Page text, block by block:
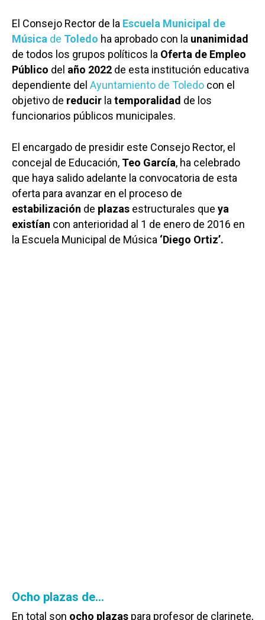
El Consejo Rector de la Escuela Municipal de
Música de Toledo ha aprobado con la unanimidad
de todos los grupos políticos la Oferta de Empleo
Público del año 2022 de esta institución educativa
dependiente del Ayuntamiento de Toledo con el
objetivo de reducir la temporalidad de los
funcionarios públicos municipales.
El encargado de presidir este Consejo Rector, el
concejal de Educación, Teo García, ha celebrado
que haya salido adelante la convocatoria de esta
oferta para avanzar en el proceso de
estabilización de plazas estructurales que ya
existían con anterioridad al 1 de enero de 2016 en
la Escuela Municipal de Música ‘Diego Ortiz’.
Ocho plazas de…
En total son ocho plazas para profesor de clarinete,